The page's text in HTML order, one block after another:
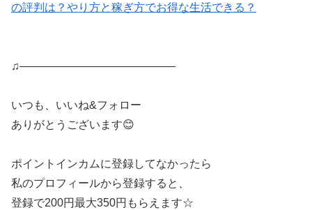
の評判は？やり方と稼ぎ方でお得な生活できる？
♫——————————————
いつも、いいね&フォロー
ありがとうございます😊
ポイントインカムに 登録してなかったら
私のプロフィールから登録すると、
登録で200円最大350円もらえます ☆